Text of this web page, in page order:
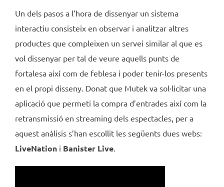
Un dels pasos a l’hora de dissenyar un sistema
interactiu consisteix en observar i analitzar altres
productes que compleixen un servei similar al que es
vol dissenyar per tal de veure aquells punts de
fortalesa així com de feblesa i poder tenir-los presents
en el propi disseny. Donat que Mutek va sol·licitar una
aplicació que permeti la compra d’entrades així com la
retransmissió en streaming dels espectacles, per a
aquest anàlisis s’han escollit les següents dues webs:
LiveNation i Banister Live.